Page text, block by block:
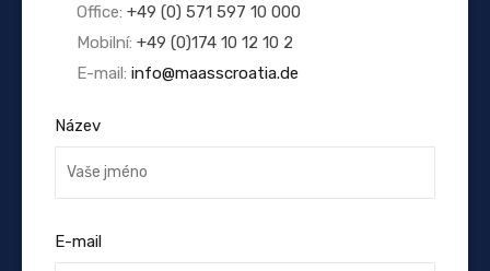
Office: +49 (0) 571 597 10 000
Mobilní: +49 (0)174 10 12 10 2
E-mail: info@maasscroatia.de
Název
E-mail